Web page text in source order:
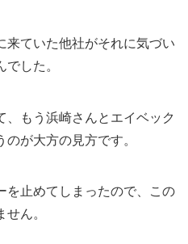
来ていた他社がそれに気づい
した。
、もう浜崎さんとエイベック
が大方の見方です。
を止めてしまったので、この
ん。